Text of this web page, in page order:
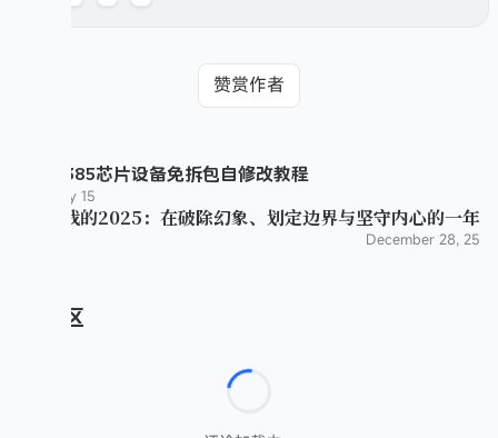
赞赏作者
晨星9385芯片设备免拆包自修改教程
February 15
我的2025：在破除幻象、划定边界与坚守内心的一年
December 28, 25
评论区